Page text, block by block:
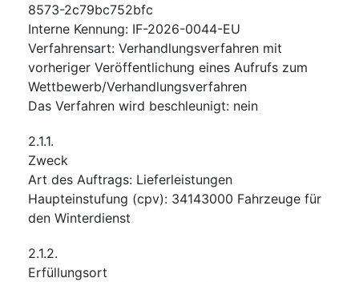
8573-2c79bc752bfc
Interne Kennung: IF-2026-0044-EU
Verfahrensart: Verhandlungsverfahren mit
vorheriger Veröffentlichung eines Aufrufs zum
Wettbewerb/Verhandlungsverfahren
Das Verfahren wird beschleunigt: nein
2.1.1.
Zweck
Art des Auftrags: Lieferleistungen
Haupteinstufung (cpv): 34143000 Fahrzeuge für
den Winterdienst
2.1.2.
Erfüllungsort